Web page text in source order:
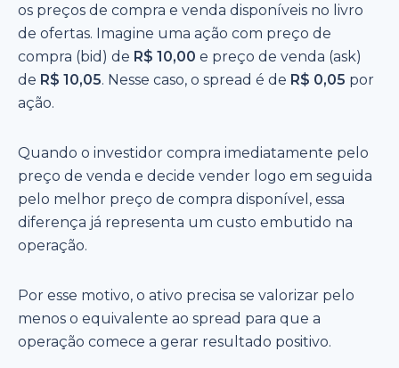
os preços de compra e venda disponíveis no livro
de ofertas. Imagine uma ação com preço de
compra (bid) de R$ 10,00 e preço de venda (ask)
de R$ 10,05. Nesse caso, o spread é de R$ 0,05 por
ação.
Quando o investidor compra imediatamente pelo
preço de venda e decide vender logo em seguida
pelo melhor preço de compra disponível, essa
diferença já representa um custo embutido na
operação.
Por esse motivo, o ativo precisa se valorizar pelo
menos o equivalente ao spread para que a
operação comece a gerar resultado positivo.